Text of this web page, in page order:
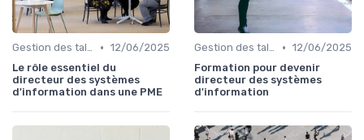
Gestion des talents IT • 12/06/2025
Le rôle essentiel du
directeur des systèmes
d'information dans une PME
Gestion des talents IT • 12/06/2025
Formation pour devenir
directeur des systèmes
d'information